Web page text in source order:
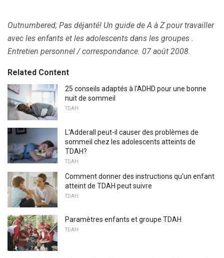
Outnumbered; Pas déjanté! Un guide de A à Z pour travailler
avec les enfants et les adolescents dans les groupes .
Entretien personnel / correspondance. 07 août 2008.
Related Content
25 conseils adaptés à l'ADHD pour une bonne
nuit de sommeil
TDAH
L'Adderall peut-il causer des problèmes de
sommeil chez les adolescents atteints de
TDAH?
TDAH
Comment donner des instructions qu'un enfant
atteint de TDAH peut suivre
TDAH
Paramètres enfants et groupe TDAH
TDAH